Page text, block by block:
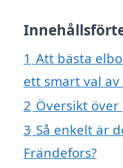
1 Att bästa
ett smart val av
2 Översikt
3 Så enkelt är
Frändefors?